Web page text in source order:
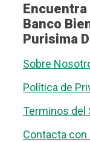
Banco
Purisima
Sobre
Política de
Terminos del
Contacta